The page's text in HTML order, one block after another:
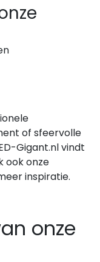
of sfeervolle
Gigant.nl vindt
ook onze
inspiratie.
onze